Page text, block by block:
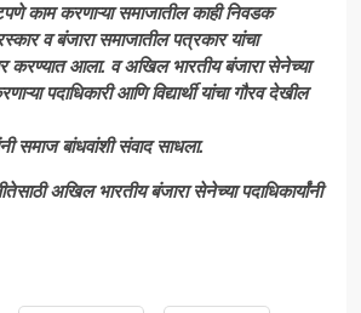
काम करणाऱ्या समाजातील काही निवडक
व बंजारा समाजातील पत्रकार यांचा
करण्यात आला. व अखिल भारतीय बंजारा सेनेच्या
पदाधिकारी आणि विद्यार्थी यांचा गौरव देखील
समाज बांधवांशी संवाद साधला.
अखिल भारतीय बंजारा सेनेच्या पदाधिकार्यांनी